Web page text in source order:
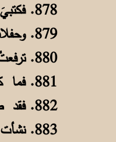
878. فكتبيَ كانت كالرواسي ثقيـلةً فلو سقطت فوقي لكان بـها قتلي
879. وحفلاتِ شبّانٍ تُقـامُ بــدنفرٍ يدومُ بها رقصٌ ولِعبٌ مـدى الليلِ
880. ترفعتُ عنها رافعاً سمتَ هامتي أُشيِّد حصني من إباءٍ عـن الزلِّ
881. فما كنت منقاداً لمن جنَّ ماجناً تعقّلتُ منْ صِغْري فأعقلني عقلي
882. فقد صانني عقلي ودينـي وعِفَّتي بحِصنٍ منيعٍ لا تَزِلُّ به نعــلي
883. نشأت على الآدابِ والدينِ والتُّقى وشِبتُ كطودٍِ راسخ الفرعِ والأصلِ